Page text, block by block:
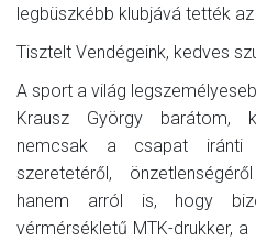
legbüszkébb klubjává tették az
Tisztelt Vendégeink, kedves
A sport a világ
Krausz György barátom,
nemcsak a csapat iránti
szeretetéről,
hanem arról is, hogy
vérmérsékletű MTK-drukker,